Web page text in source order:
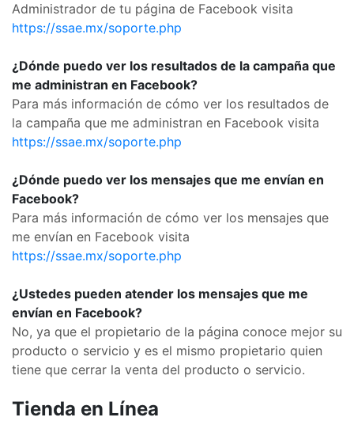
Administrador de tu página de Facebook visita
https://ssae.mx/soporte.php
¿Dónde puedo ver los resultados de la campaña que
me administran en Facebook?
Para más información de cómo ver los resultados de
la campaña que me administran en Facebook visita
https://ssae.mx/soporte.php
¿Dónde puedo ver los mensajes que me envían en
Facebook?
Para más información de cómo ver los mensajes que
me envían en Facebook visita
https://ssae.mx/soporte.php
¿Ustedes pueden atender los mensajes que me
envían en Facebook?
No, ya que el propietario de la página conoce mejor su
producto o servicio y es el mismo propietario quien
tiene que cerrar la venta del producto o servicio.
Tienda en Línea